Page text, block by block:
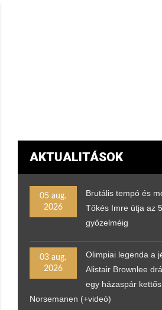
AKTUALITÁSOK
05 aug.
2026
Brutális tempó és
Tőkés Imre útja az
győzelméig
03 aug.
2026
Olimpiai legenda a
Alistair Brownlee
egy házaspár
Norsemanen (+videó)